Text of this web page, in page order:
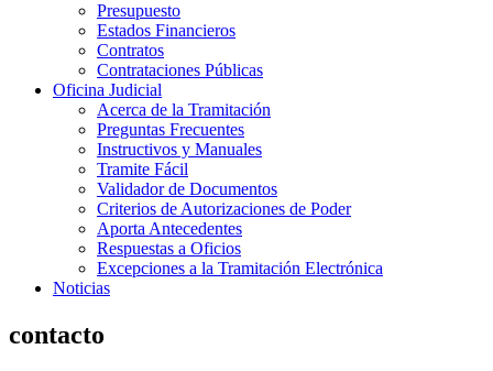
Presupuesto
Estados Financieros
Contratos
Contrataciones Públicas
Oficina Judicial
Acerca de la Tramitación
Preguntas Frecuentes
Instructivos y Manuales
Tramite Fácil
Validador de Documentos
Criterios de Autorizaciones de Poder
Aporta Antecedentes
Respuestas a Oficios
Excepciones a la Tramitación Electrónica
Noticias
contacto